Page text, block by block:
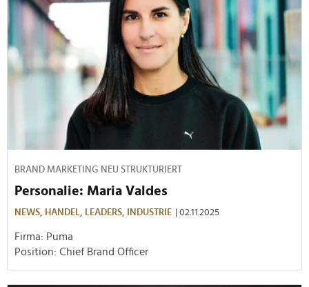
BRAND MARKETING NEU STRUKTURIERT
Personalie: Maria Valdes
NEWS, HANDEL, LEADERS, INDUSTRIE | 02.11.2025
Firma: Puma
Position: Chief Brand Officer